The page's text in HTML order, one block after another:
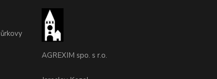
AGREXIM spo. s r.o.